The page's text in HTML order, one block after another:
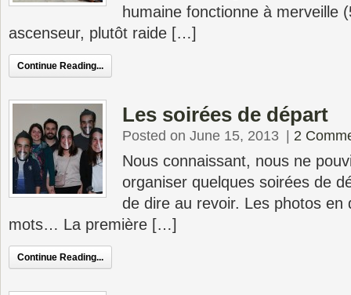
humaine fonctionne à merveille
ascenseur, plutôt raide […]
Continue Reading...
Les soirées de départ
Posted on June 15, 2013 2
Nous connaissant, nous ne
organiser quelques soirées de
de dire au revoir. Les photos en
mots… La première […]
Continue Reading...